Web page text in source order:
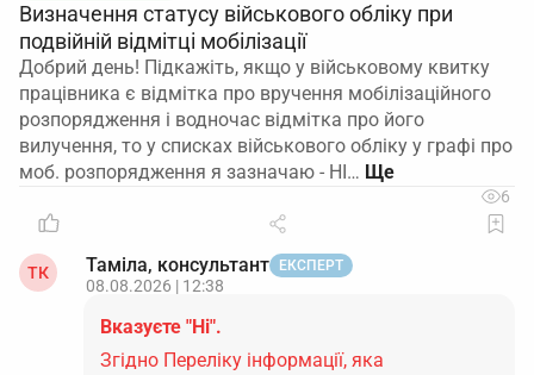
Визначення статусу військового обліку при
подвійній відмітці мобілізації
Добрий день! Підкажіть, якщо у військовому квитку
працівника є відмітка про вручення мобілізаційного
розпорядження і водночас відмітка про його
вилучення, то у списках військового обліку у графі про
моб. розпорядження я зазначаю - НІ…
6
ТК Таміла, консультант ЕКСПЕРТ
08.08.2026 | 12:38
Вказуєте "Ні".
Згідно Переліку інформації, яка